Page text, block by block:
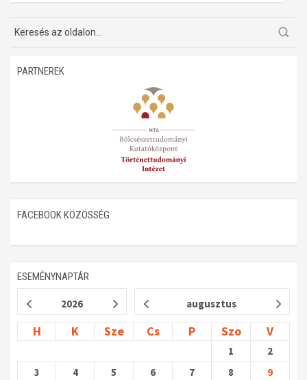
PARTNEREK
FACEBOOK KÖZÖSSÉG
ESEMÉNYNAPTÁR
2026 augusztus
H K Sze Cs P Szo V
1
2
3
4 5 6 7 8
9